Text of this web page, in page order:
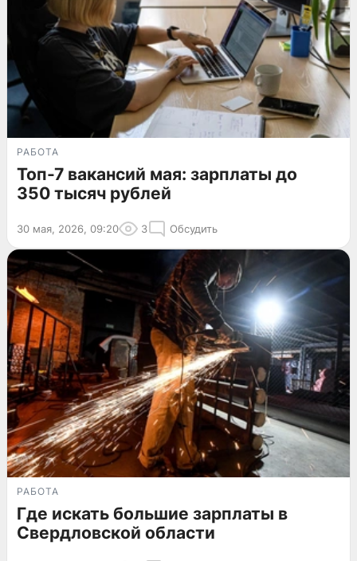
РАБОТА
Топ-7 вакансий мая: зарплаты до
350 тысяч рублей
30 мая, 2026, 09:20 3 Обсудить
РАБОТА
Где искать большие зарплаты в
Свердловской области